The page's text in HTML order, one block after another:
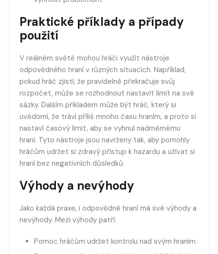
Praktické příklady a případy
použití
V reálném světě mohou hráči využít nástroje
odpovědného hraní v různých situacích. Například,
pokud hráč zjistí, že pravidelně překračuje svůj
rozpočet, může se rozhodnout nastavit limit na své
sázky. Dalším příkladem může být hráč, který si
uvědomí, že tráví příliš mnoho času hraním, a proto si
nastaví časový limit, aby se vyhnul nadměrnému
hraní. Tyto nástroje jsou navrženy tak, aby pomohly
hráčům udržet si zdravý přístup k hazardu a užívat si
hraní bez negativních důsledků.
Výhody a nevýhody
Jako každá praxe, i odpovědné hraní má své výhody a
nevýhody. Mezi výhody patří:
Pomoc hráčům udržet kontrolu nad svým hraním.